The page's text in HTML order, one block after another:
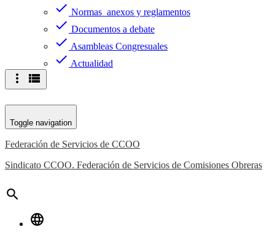
check Normas anexos y reglamentos
check Documentos a debate
check Asambleas Congresuales
check Actualidad
more_vert view_list
Toggle navigation
Federación de Servicios de CCOO
Sindicato CCOO. Federación de Servicios de Comisiones Obreras
search
language